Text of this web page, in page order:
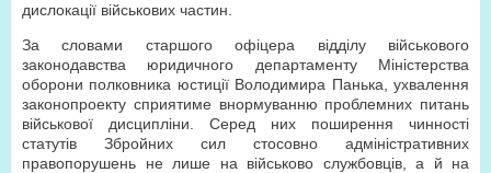
дислокації військових частин.
За словами старшого офіцера відділу військового
законодавства юридичного департаменту Міністерства
оборони полковника юстиції Володимира Панька, ухвалення
законопроекту сприятиме внормуванню проблемних питань
військової дисципліни. Серед них поширення чинності
статутів Збройних сил стосовно адміністративних
правопорушень не лише на військово службовців, а й на